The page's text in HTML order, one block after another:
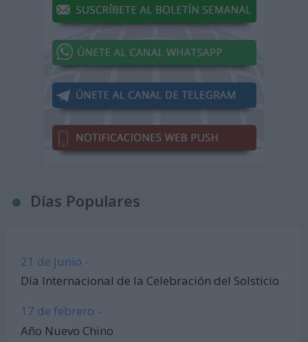
Días Populares
21 de junio -
Día Internacional de la Celebración del Solsticio
17 de febrero -
Año Nuevo Chino